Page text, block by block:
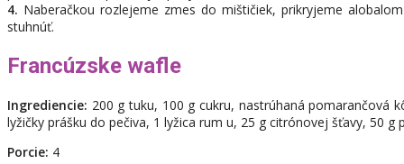
4. Naberačkou rozlejeme zmes do mištičiek, prikryjeme
stuhnúť.
Francúzske wafle
Ingrediencie: 200 g tuku, 100 g cukru, nastrúhaná pomarančová
lyžičky prášku do pečiva, 1 lyžica rum u, 25 g citrónovej šťavy, 50 g
Porcie: 4